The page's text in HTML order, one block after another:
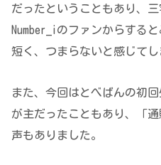
だったということもあり、
Number_iのファンからする
短く、つまらないと感じて
また、今回はとべばんの初
が主だったこともあり、「
声もありました。